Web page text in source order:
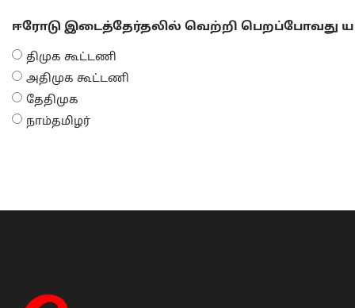
ஈரோடு இடைத்தேர்தலில் வெற்றி பெறப்போவது
திமுக கூட்டணி
அதிமுக கூட்டணி
தேதிமுக
நாம்தமிழர்